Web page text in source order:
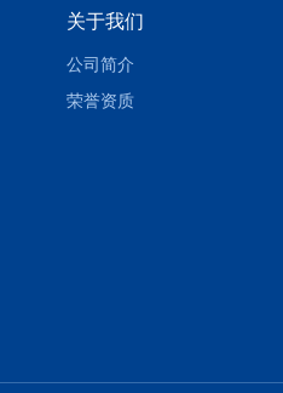
关于我们
公司简介
荣誉资质